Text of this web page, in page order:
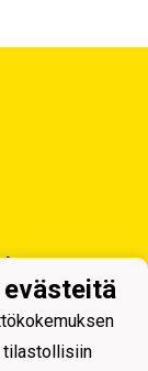
tilastollisiin